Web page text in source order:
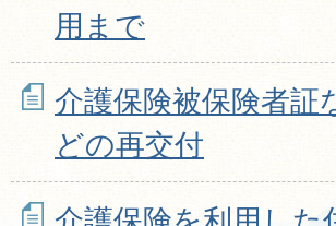
用まで
介護保険被保険者証
どの再交付